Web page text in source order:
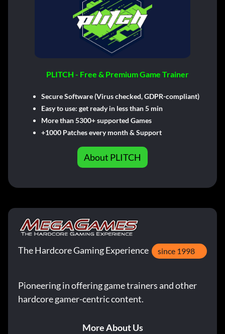
PLITCH - Free & Premium Game Trainer
Secure Software (Virus checked, GDPR-compliant)
Easy to use: get ready in less than 5 min
More than 5300+ supported Games
+1000 Patches every month & Support
About PLITCH
The Hardcore Gaming Experience since 1998
Pioneering in offering game trainers and other
hardcore gamer-centric content.
More About Us